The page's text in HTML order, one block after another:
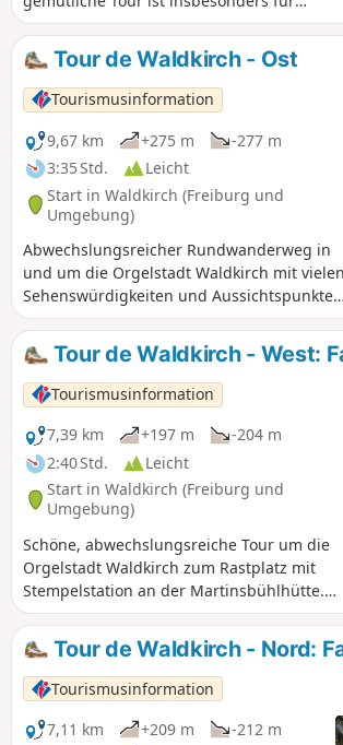
Familien mit Kindern geeignet. Gerade für
Kinder gibt es unterwegs viele, kleine und
größere Highlights: Bootfahren auf dem
Stadtrainsee, Schwarzwaldzoo,
Interessantes auf dem Sinnesweg und
Baumkronenweg.
Tour de Waldkirch - Ost
Tourismusinformation
9,67 km
+275 m
-277 m
3:35 Std.
Leicht
Start in Waldkirch (Freiburg und
Umgebung)
Abwechslungsreicher Rundwanderweg in
und um die Orgelstadt Waldkirch mit vielen
Sehenswürdigkeiten und Aussichtspunkten
am Weg.
Tour de Waldkirch - West:
Tourismusinformation
7,39 km
+197 m
-204 m
2:40 Std.
Leicht
Start in Waldkirch (Freiburg und
Umgebung)
Schöne, abwechslungsreiche Tour um die
Orgelstadt Waldkirch zum Rastplatz mit
Stempelstation an der Martinsbühlhütte.
Kürzere Variante für Familien.
Tour de Waldkirch - Nord:
Tourismusinformation
7,11 km
+209 m
-212 m